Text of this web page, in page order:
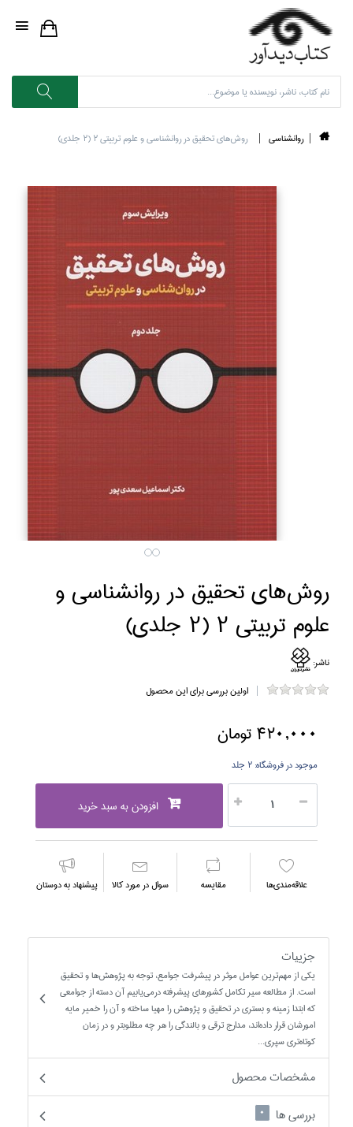
روانشناسي روش‌هاي تحقيق در روانشناسي و علوم تربيتي 2 (2 جلدي)
روش‌هاي تحقيق در روانشناسي و
علوم تربيتي 2 (2 جلدي)
ناشر:
اولین بررسی برای این محصول
420,000 تومان
موجود در فروشگاه:2 جلد
افزودن به سبد خرید
علاقه‌مندي‌ها مقايسه سوال در مورد كالا پیشنهاد به دوستان
جزییات
يكي از مهم‌ترين عوامل موثر در پيشرفت جوامع، توجه به پژوهش‌ها و تحقيق
است. از مطالعه سير تكامل كشورهاي پيشرفته درمي‌يابيم آن دسته از جوامعي
كه ابتدا زمينه و بستري در تحقيق و پژوهش را مهيا ساخته و آن را خمير مايه
امورشان قرار داده‌اند، مدارج ترقي و بالندگي را هر چه مطلوبتر و در زمان
كوتاه‌تري سپري...
مشخصات محصول
بررسی ها
0